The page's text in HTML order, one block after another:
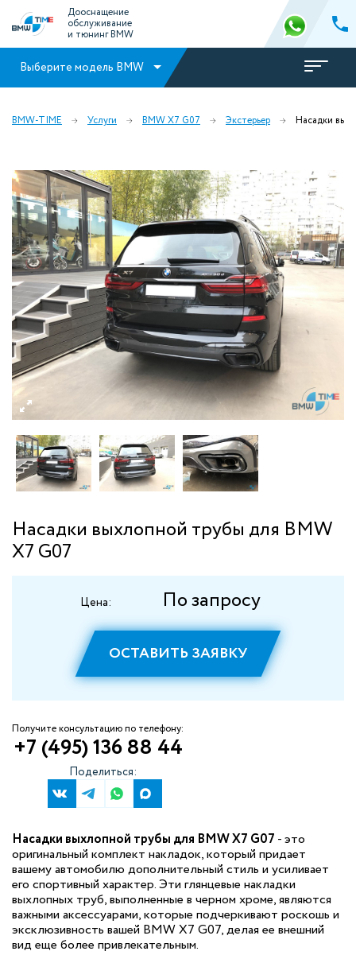
Дооснащение
обслуживание
и тюнинг BMW
Выберите модель BMW
BMW-TIME Услуги BMW X7 G07 Экстерьер Насадки
Насадки выхлопной трубы для BMW
X7 G07
Цена: По запросу
ОСТАВИТЬ ЗАЯВКУ
Получите консультацию по телефону:
+7 (495) 136 88 44
Поделиться:
Насадки выхлопной трубы для BMW X7 G07 - это
оригинальный комплект накладок, который придает
вашему автомобилю дополнительный стиль и усиливает
его спортивный характер. Эти глянцевые накладки
выхлопных труб, выполненные в черном хроме, являются
важными аксессуарами, которые подчеркивают роскошь и
эксклюзивность вашей BMW X7 G07, делая ее внешний
вид еще более привлекательным.